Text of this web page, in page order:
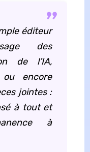
éditeur
des
de l’IA,
ou encore
jointes :
à tout et
à